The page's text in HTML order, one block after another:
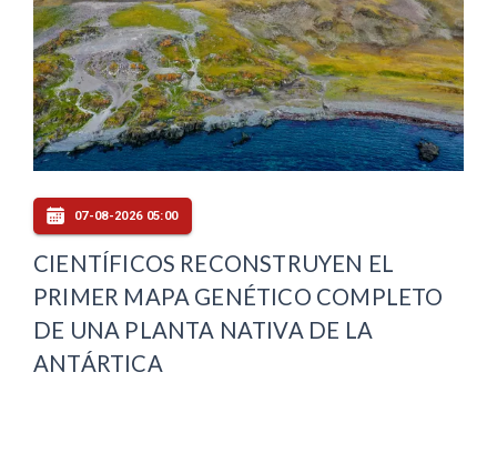
07-08-2026 05:00
CIENTÍFICOS RECONSTRUYEN EL
PRIMER MAPA GENÉTICO COMPLETO
DE UNA PLANTA NATIVA DE LA
ANTÁRTICA